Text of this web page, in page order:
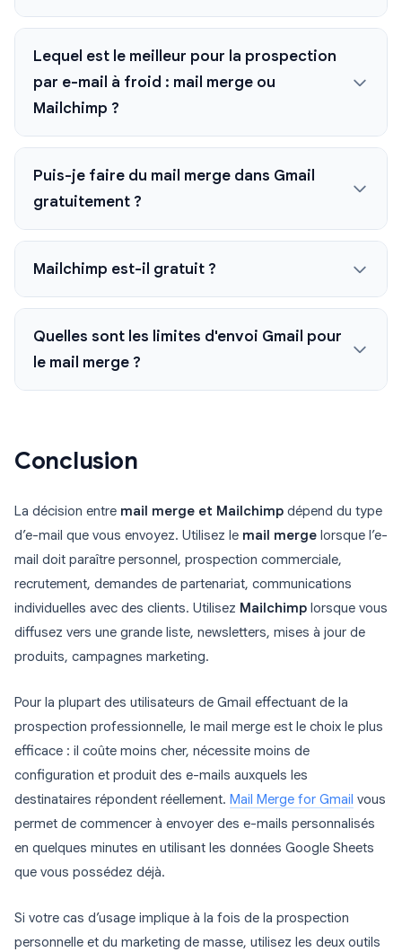
Lequel est le meilleur pour la prospection
par e-mail à froid : mail merge ou
Mailchimp ?
Puis-je faire du mail merge dans Gmail
gratuitement ?
Mailchimp est-il gratuit ?
Quelles sont les limites d'envoi Gmail pour
le mail merge ?
Conclusion
La décision entre mail merge et Mailchimp dépend du type
d’e-mail que vous envoyez. Utilisez le mail merge lorsque l’e-
mail doit paraître personnel, prospection commerciale,
recrutement, demandes de partenariat, communications
individuelles avec des clients. Utilisez Mailchimp lorsque vous
diffusez vers une grande liste, newsletters, mises à jour de
produits, campagnes marketing.
Pour la plupart des utilisateurs de Gmail effectuant de la
prospection professionnelle, le mail merge est le choix le plus
efficace : il coûte moins cher, nécessite moins de
configuration et produit des e-mails auxquels les
destinataires répondent réellement. Mail Merge for Gmail vous
permet de commencer à envoyer des e-mails personnalisés
en quelques minutes en utilisant les données Google Sheets
que vous possédez déjà.
Si votre cas d’usage implique à la fois de la prospection
personnelle et du marketing de masse, utilisez les deux outils